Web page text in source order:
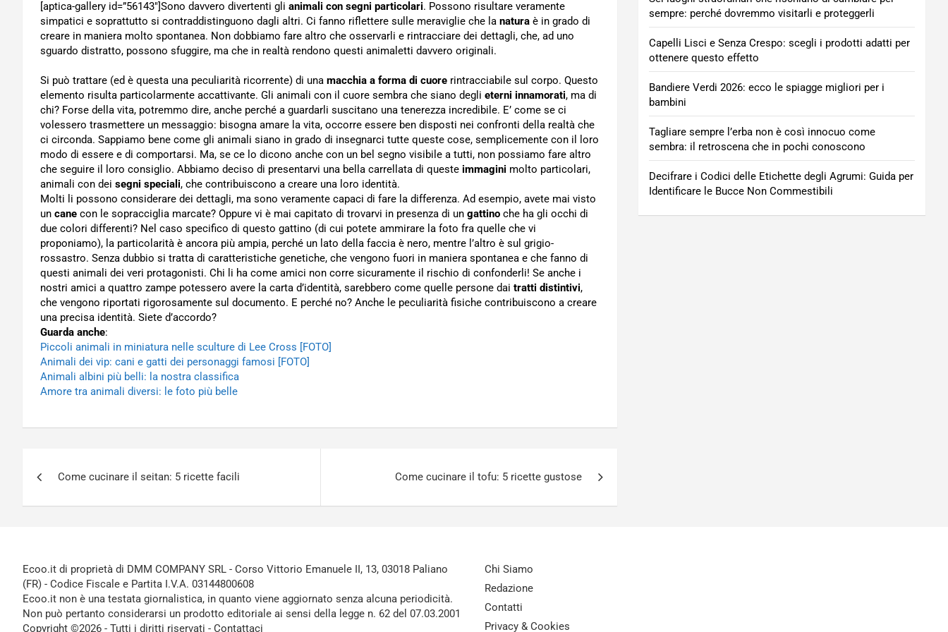
[aptica-gallery id=”56143″]Sono davvero divertenti gli animali con segni particolari. Possono risultare veramente
simpatici e soprattutto si contraddistinguono dagli altri. Ci fanno riflettere sulle meraviglie che la natura è in grado di
creare in maniera molto spontanea. Non dobbiamo fare altro che osservarli e rintracciare dei dettagli, che, ad uno
sguardo distratto, possono sfuggire, ma che in realtà rendono questi animaletti davvero originali.
Si può trattare (ed è questa una peculiarità ricorrente) di una macchia a forma di cuore rintracciabile sul corpo. Questo
elemento risulta particolarmente accattivante. Gli animali con il cuore sembra che siano degli eterni innamorati, ma di
chi? Forse della vita, potremmo dire, anche perché a guardarli suscitano una tenerezza incredibile. E’ come se ci
volessero trasmettere un messaggio: bisogna amare la vita, occorre essere ben disposti nei confronti della realtà che
ci circonda. Sappiamo bene come gli animali siano in grado di insegnarci tutte queste cose, semplicemente con il loro
modo di essere e di comportarsi. Ma, se ce lo dicono anche con un bel segno visibile a tutti, non possiamo fare altro
che seguire il loro consiglio. Abbiamo deciso di presentarvi una bella carrellata di queste immagini molto particolari,
animali con dei segni speciali, che contribuiscono a creare una loro identità.
Molti li possono considerare dei dettagli, ma sono veramente capaci di fare la differenza. Ad esempio, avete mai visto
un cane con le sopracciglia marcate? Oppure vi è mai capitato di trovarvi in presenza di un gattino che ha gli occhi di
due colori differenti? Nel caso specifico di questo gattino (di cui potete ammirare la foto fra quelle che vi
proponiamo), la particolarità è ancora più ampia, perché un lato della faccia è nero, mentre l’altro è sul grigio-
rossastro. Senza dubbio si tratta di caratteristiche genetiche, che vengono fuori in maniera spontanea e che fanno di
questi animali dei veri protagonisti. Chi li ha come amici non corre sicuramente il rischio di confonderli! Se anche i
nostri amici a quattro zampe potessero avere la carta d’identità, sarebbero come quelle persone dai tratti distintivi,
che vengono riportati rigorosamente sul documento. E perché no? Anche le peculiarità fisiche contribuiscono a creare
una precisa identità. Siete d’accordo?
Guarda anche:
Piccoli animali in miniatura nelle sculture di Lee Cross [FOTO]
Animali dei vip: cani e gatti dei personaggi famosi [FOTO]
Animali albini più belli: la nostra classifica
Amore tra animali diversi: le foto più belle
Come cucinare il seitan: 5 ricette facili Come cucinare il tofu: 5 ricette gustose
sempre: perché dovremmo visitarli e proteggerli
Capelli Lisci e Senza Crespo: scegli i prodotti adatti per
ottenere questo effetto
Bandiere Verdi 2026: ecco le spiagge migliori per i
bambini
Tagliare sempre l’erba non è così innocuo come
sembra: il retroscena che in pochi conoscono
Decifrare i Codici delle Etichette degli Agrumi: Guida per
Identificare le Bucce Non Commestibili
Ecoo.it di proprietà di DMM COMPANY SRL - Corso Vittorio Emanuele II, 13, 03018 Paliano
(FR) - Codice Fiscale e Partita I.V.A. 03144800608
Ecoo.it non è una testata giornalistica, in quanto viene aggiornato senza alcuna periodicità.
Non può pertanto considerarsi un prodotto editoriale ai sensi della legge n. 62 del 07.03.2001
Copyright ©2026 - Tutti i diritti riservati - Contattaci
Chi Siamo
Redazione
Contatti
Privacy & Cookies